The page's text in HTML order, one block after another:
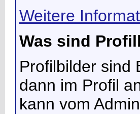
Weitere
Was sind
Profilbilder sind
dann im Profil
kann vom